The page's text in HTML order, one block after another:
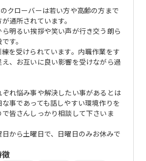
クローバーは若い方や高齢の方まで
通所されています。
明るい挨拶や笑い声が行き交う朗ら
す。
を受けられています。内職作業をす
、お互いに良い影響を受けながら過
れ悩み事や解決したい事があるとは
事であっても話しやすい環境作りを
皆さんしっかり相談して下さいま
から土曜日で、日曜日のみお休みで
徴